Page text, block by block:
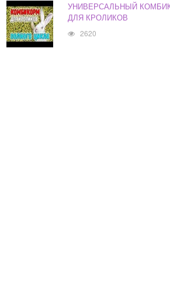
УНИВЕРСАЛЬНЫЙ
ДЛЯ КРОЛИКОВ
2620